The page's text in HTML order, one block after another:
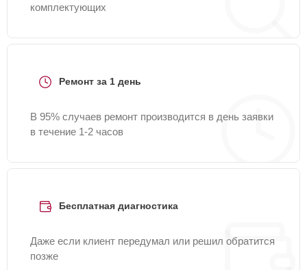
комплектующих
Ремонт за 1 день
В 95% случаев ремонт производится в день заявки
в течение 1-2 часов
Бесплатная диагностика
Даже если клиент передумал или решил обратится
позже